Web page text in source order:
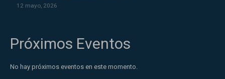
12 mayo, 2026
Próximos Eventos
No hay próximos eventos en este momento.